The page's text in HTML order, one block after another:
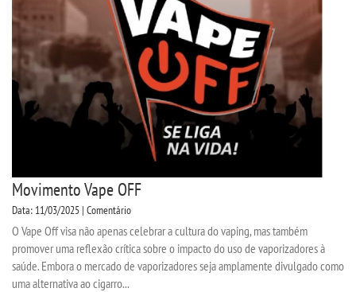
Movimento Vape OFF
Data: 11/03/2025 | Comentário
O Vape Off visa não apenas celebrar a cultura do vaping, mas também
promover uma reflexão crítica sobre o impacto do uso de vaporizadores à
saúde. Embora o mercado de vaporizadores seja amplamente divulgado como
uma alternativa ao cigarro...